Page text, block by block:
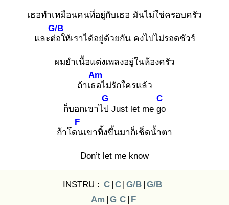
เธอทำเหมือนคนที่อยู่กับเธอ มันไม่ใช่ครอบครัว
และต่อ
G/B
ให้เราได้อยู่ด้วยกัน คงไปไม่รอดชัวร์
ผมยำเนื้อแต่งเพลงอยู่ในห้องครัว
ถ้าเธอ
Am
ไม่รักใครแล้ว
ก็บอกเขาไป
G
Just let me go
C
ถ้าโดน
F
เขาทิ้งขึ้นมาก็เช็ดนํ้าตา
Don’t let me know
INSTRU : C | C | G/B | G/B
Am | G C | F